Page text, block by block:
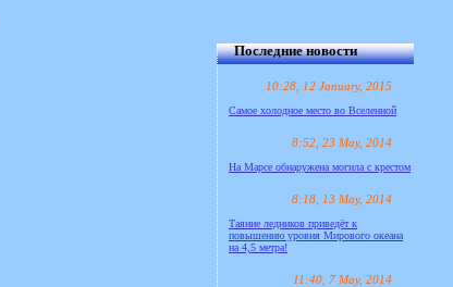
Последние новости
10:28, 12 January, 2015
Самое холодное место во Вселенной
8:52, 23 May, 2014
На Марсе обнаружена могила с крестом
8:18, 13 May, 2014
Таяние ледников приведёт к
повышению уровня Мирового океана
на 4,5 метра!
11:40, 7 May, 2014